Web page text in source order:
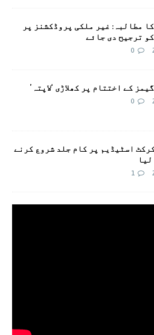
مطالبہ: غیر ملکی پروڈکشنز پر
ترجیح دی جائے
0
کے اختتام پر کھلاڑی ‘لاپتہ’
0
اسٹیڈیم پر کام جلد شروع کرنے
1